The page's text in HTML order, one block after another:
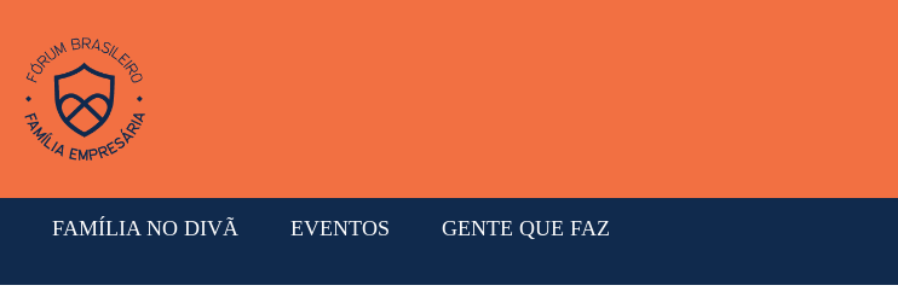
FAMÍLIA NO DIVÃ EVENTOS
GENTE QUE FAZ